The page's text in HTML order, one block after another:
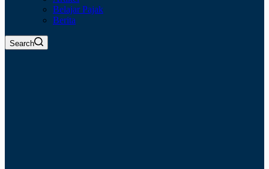
Belajar Pajak
Berita
Search